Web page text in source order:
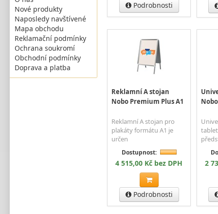
Nové produkty
Naposledy navštívené
Mapa obchodu
Reklamační podmínky
Ochrana soukromí
Obchodní podmínky
Doprava a platba
Podrobnosti
Reklamní A stojan
Nobo Premium Plus A1
Reklamní A stojan pro
plakáty formátu A1 je
určen
Dostupnost:
4 515,00 Kč bez DPH
Podrobnosti
2